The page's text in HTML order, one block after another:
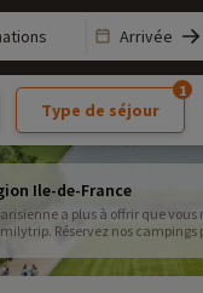
Arrivée
Type de séjour
1
Ile-de-France
a plus à offrir que
Réservez nos